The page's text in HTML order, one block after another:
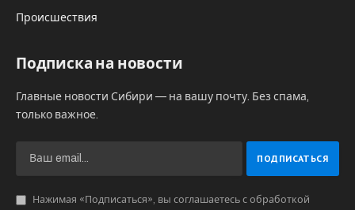
Происшествия
Подписка на новости
Главные новости Сибири — на вашу почту. Без спама,
только важное.
Нажимая «Подписаться», вы соглашаетесь с обработкой